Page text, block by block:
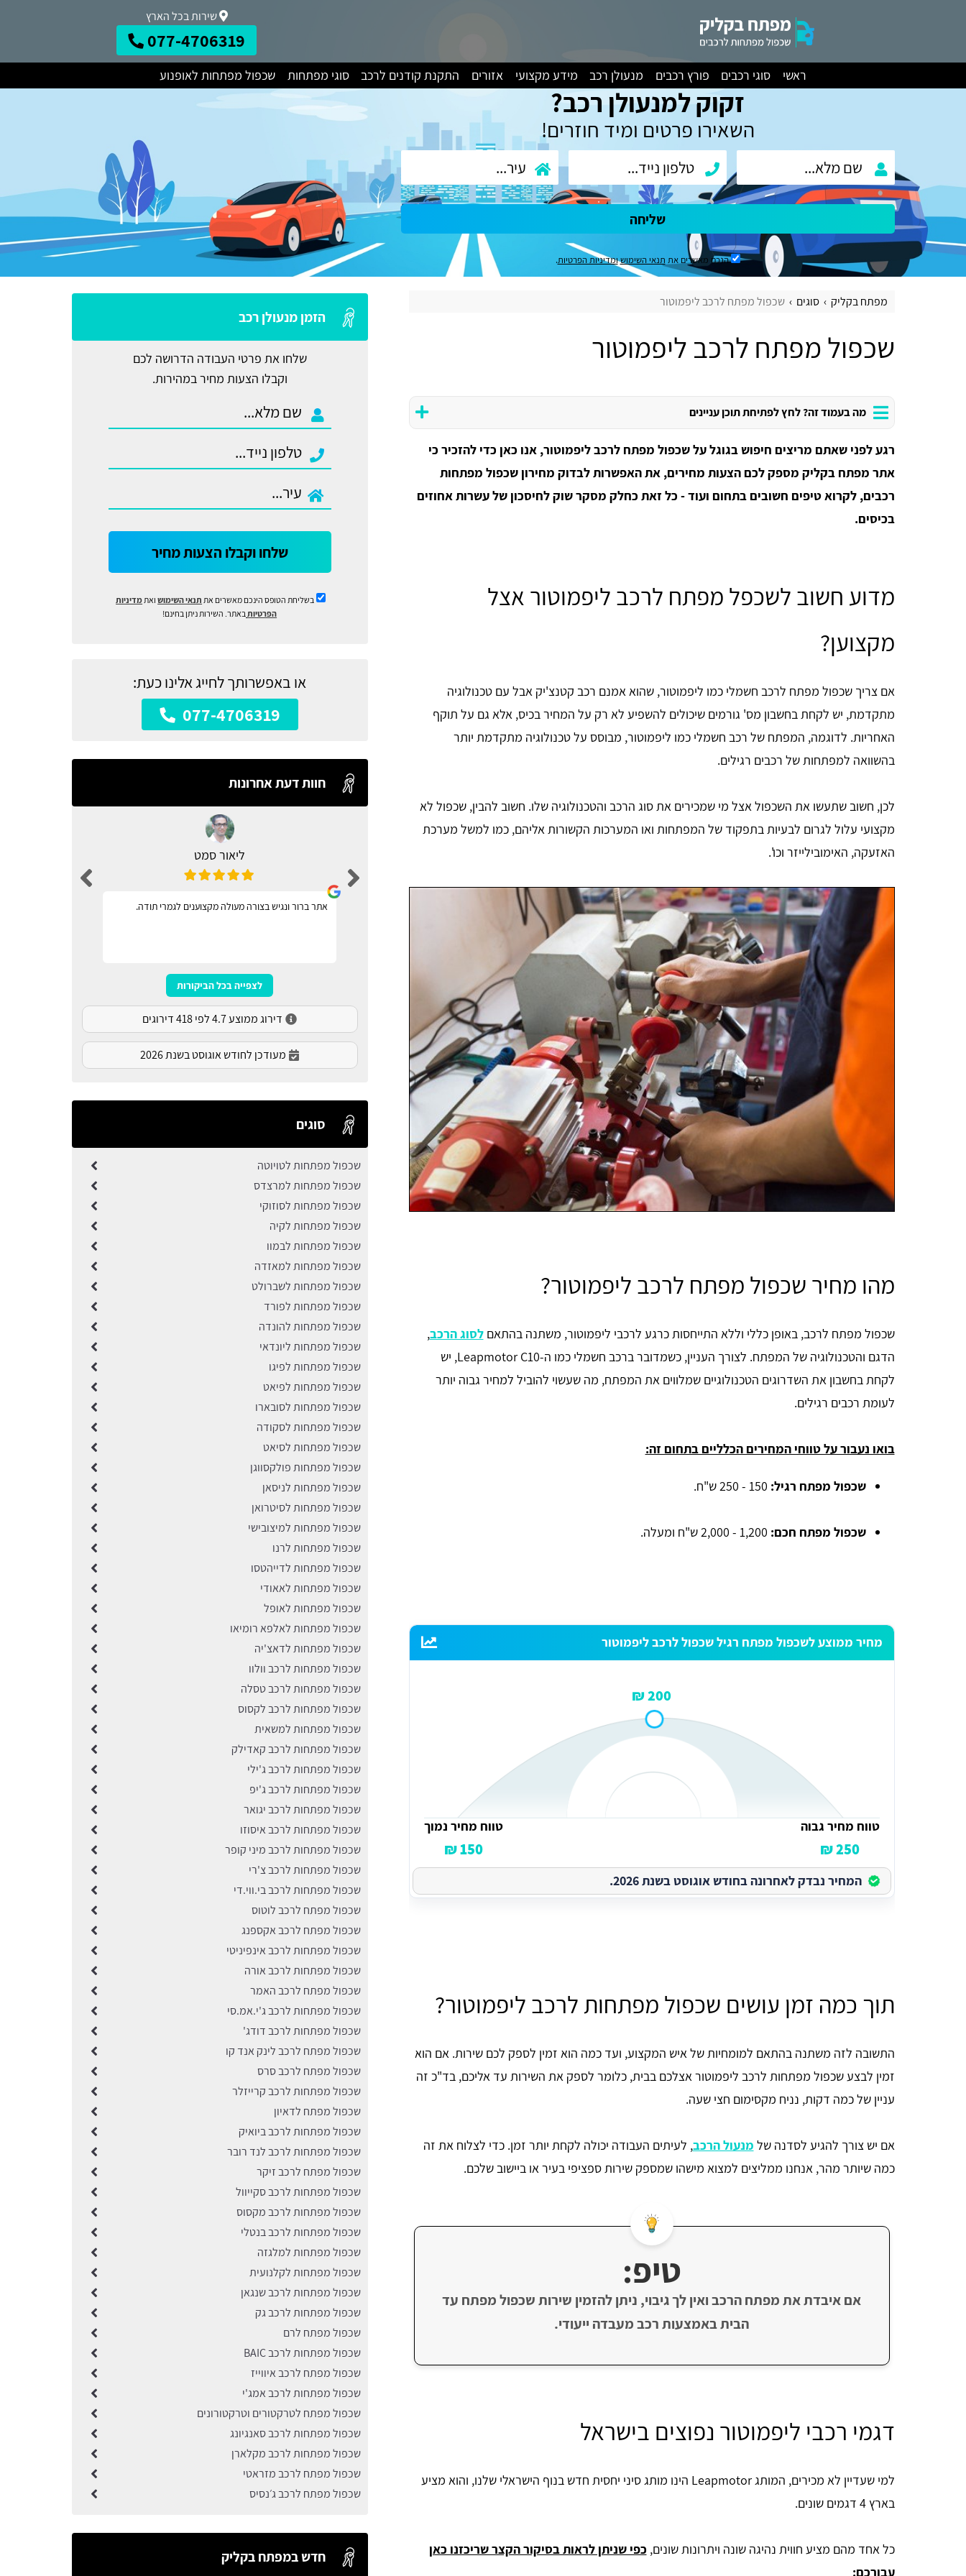
שירות בכל הארץ
077-4706319
ראשי סוגי רכבים פורץ רכבים מנעולן רכב מידע מקצועי אזורים התקנת קודנים לרכב סוגי מפתחות שכפול מפתחות לאופנוע
זקוק למנעולן רכב?
השאירו פרטים ומיד חוזרים!
שליחה
הנכם מאשרים את תנאי השימושומדיניות הפרטיות.
מפתח בקליק סוגים שכפול מפתח לרכב ליפמוטור
שכפול מפתח לרכב ליפמוטור
מה בעמוד זה? לחץ לפתיחת תוכן עניינים
רגע לפני שאתם מריצים חיפוש בגוגל על שכפול מפתח לרכב ליפמוטור, אנו כאן כדי להזכיר כי
אתר מפתח בקליק מספק לכם הצעות מחירים, את האפשרות לבדוק מחירון שכפול מפתחות
רכבים, לקרוא טיפים חשובים בתחום ועוד - כל זאת כחלק מסקר שוק לחיסכון של עשרות אחוזים
בכיסים.
מדוע חשוב לשכפל מפתח לרכב ליפמוטור אצל
מקצוען?
אם צריך שכפול מפתח לרכב חשמלי כמו ליפמוטור, שהוא אמנם רכב קטנצ'יק אבל עם טכנולוגיה
מתקדמת, יש לקחת בחשבון מס' גורמים שיכולים להשפיע לא רק על המחיר בכיס, אלא גם על תוקף
האחריות. לדוגמה, המפתח של רכב חשמלי כמו ליפמוטור, מבוסס על טכנולוגיה מתקדמת יותר
בהשוואה למפתחות של רכבים רגילים.
לכן, חשוב שתעשו את השכפול אצל מי שמכירים את סוג הרכב והטכנולוגיה שלו. חשוב להבין, שכפול לא
מקצועי עלול לגרום לבעיות בתפקוד של המפתחות ואו המערכות הקשורות אליהם, כמו למשל מערכת
האזעקה, האימובילייזר וכו'.
מהו מחיר שכפול מפתח לרכב ליפמוטור?
שכפול מפתח לרכב, באופן כללי וללא התייחסות כרגע לרכבי ליפמוטור, משתנה בהתאםלסוג הרכב,
הדגם והטכנולוגיה של המפתח. לצורך העניין, כשמדובר ברכב חשמלי כמו ה-Leapmotor C10, יש
לקחת בחשבון את השדרוגים הטכנולוגיים שמלווים את המפתח, מה שעשוי להוביל למחיר גבוה יותר
לעומת רכבים רגילים.
בואו נעבור על טווחי המחירים הכלליים בתחום זה:
שכפול מפתח רגיל: 150 - 250 ש"ח.
שכפול מפתח חכם: 1,200 - 2,000 ש"ח ומעלה.
מחיר ממוצע לשכפול מפתח רגיל שכפול לרכב ליפמוטור
200 ₪
טווח מחיר גבוה
250 ₪
טווח מחיר נמוך
150 ₪
המחיר נבדק לאחרונה בחודש אוגוסט בשנת 2026.
תוך כמה זמן עושים שכפול מפתחות לרכב ליפמוטור?
התשובה לזה משתנה בהתאם למומחיות של איש המקצוע, ועד כמה הוא זמין לספק לכם שירות. אם הוא
זמין לבצע שכפול מפתחות לרכב ליפמוטור אצלכם בבית, כלומר לספק את השירות עד אליכם, בד"כ זה
עניין של כמה דקות, נניח מקסימום חצי שעה.
אם יש צורך להגיע לסדנה של מנעול הרכב, לעיתים העבודה יכולה לקחת יותר זמן. כדי לצלוח את זה
כמה שיותר מהר, אנחנו ממליצים למצוא מישהו שמספק שירות ספציפי בעיר או ביישוב שלכם.
טיפ:
אם איבדת את מפתח הרכב ואין לך גיבוי, ניתן להזמין שירות שכפול מפתח עד
הבית באמצעות רכב מעבדה ייעודי.
דגמי רכבי ליפמוטור נפוצים בישראל
למי שעדיין לא מכירים, המותג Leapmotor הינו מותג סיני יחסית חדש בנוף הישראלי שלנו, והוא מציע
בארץ 4 דגמים שונים.
כל אחד מהם מציע חווית נהיגה שונה ויתרונות שונים, כפי שניתן לראות בסיקור הקצר שריכזנו כאן
עבורכם:
הזמן מנעולן רכב
שלחו את פרטי העבודה הדרושה לכם
וקבלו הצעות מחיר במהירות.
שלחו וקבלו הצעות מחיר
בשליחת הטופס הינכם מאשרים את תנאי השימושואתמדיניות
הפרטיותבאתר. השירות ניתן בחינם!
או באפשרותך לחייג אלינו כעת:
077-4706319
חוות דעת אחרונות
ליאור סמט
אתר ברור ונגיש בצורה מעולה מקצוענים לגמרי תודה. אתר ברמה אחת מעל כולם.
זכי ודובץ
אתר מדהים ומועיל תודה.
לצפייה בכל הביקורות
דירוג ממוצע 4.7 לפי 418 דירוגים
מעודכן לחודש אוגוסט בשנת 2026
סוגים
שכפול מפתחות לטויוטה
שכפול מפתחות למרצדס
שכפול מפתחות לסוזוקי
שכפול מפתחות לקיה
שכפול מפתחות לבמוו
שכפול מפתחות למאזדה
שכפול מפתחות לשברולט
שכפול מפתחות לפורד
שכפול מפתחות להונדה
שכפול מפתחות ליונדאי
שכפול מפתחות לפיגו
שכפול מפתחות לפיאט
שכפול מפתחות לסובארו
שכפול מפתחות לסקודה
שכפול מפתחות לסיאט
שכפול מפתחות פולקסווגן
שכפול מפתחות לניסאן
שכפול מפתחות לסיטרואן
שכפול מפתחות למיצובישי
שכפול מפתחות לרנו
שכפול מפתחות לדייהטסו
שכפול מפתחות לאאודי
שכפול מפתחות לאופל
שכפול מפתחות לאלפא רומיאו
שכפול מפתחות לדאצ'יה
שכפול מפתחות לרכב וולוו
שכפול מפתחות לרכב טסלה
שכפול מפתחות לרכב לקסוס
שכפול מפתחות למשאית
שכפול מפתחות לרכב קאדילק
שכפול מפתחות לרכב ג'ילי
שכפול מפתחות לרכב ג'יפ
שכפול מפתחות לרכב יגואר
שכפול מפתחות לרכב איסוזו
שכפול מפתחות לרכב מיני קופר
שכפול מפתחות לרכב צ'רי
שכפול מפתחות לרכב בי.ווי.די
שכפול מפתח לרכב לוטוס
שכפול מפתח לרכב אקספנג
שכפול מפתחות לרכב אינפיניטי
שכפול מפתחות לרכב אורה
שכפול מפתח לרכב האמר
שכפול מפתחות לרכב ג'י.אמ.סי
שכפול מפתחות לרכב דודג'
שכפול מפתח לרכב לינק אנד קו
שכפול מפתח לרכב סרס
שכפול מפתחות לרכב קרייזלר
שכפול מפתח לדאיון
שכפול מפתחות לרכב ביואיק
שכפול מפתחות לרכב לנד רובר
שכפול מפתח לרכב זיקר
שכפול מפתחות לרכב סקייוול
שכפול מפתחות לרכב מקסוס
שכפול מפתחות לרכב בנטלי
שכפול מפתחות למלגזה
שכפול מפתחות לקלנועית
שכפול מפתחות לרכב שנגאן
שכפול מפתחות לרכב גק
שכפול מפתח לרם
שכפול מפתחות לרכב BAIC
שכפול מפתח לרכב איווייז
שכפול מפתחות לרכב אמג'י
שכפול מפתח לטרקטורים וטרקטורונים
שכפול מפתחות לרכב סאנגיונג
שכפול מפתחות לרכב מקלארן
שכפול מפתח לרכב מזראטי
שכפול מפתח לרכב ג׳נסיס
חדש במפתח בקליק